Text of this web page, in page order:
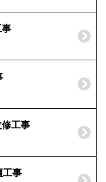
工事
工事